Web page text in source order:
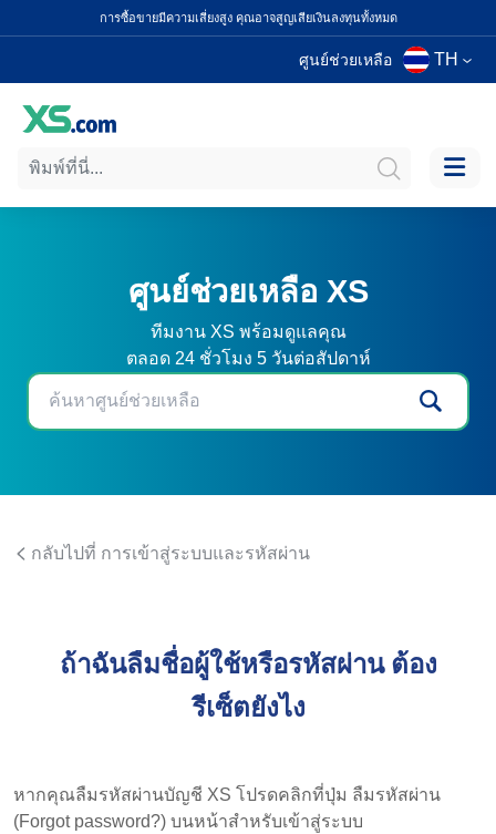
การซื้อขายมีความเสี่ยงสูง คุณอาจสูญเสียเงินลงทุนทั้งหมด
ศูนย์ช่วยเหลือ TH
ศูนย์ช่วยเหลือ XS
ทีมงาน XS พร้อมดูแลคุณ
ตลอด 24 ชั่วโมง 5 วันต่อสัปดาห์
กลับไปที่ การเข้าสู่ระบบและรหัสผ่าน
ถ้าฉันลืมชื่อผู้ใช้หรือรหัสผ่าน ต้อง
รีเซ็ตยังไง
หากคุณลืมรหัสผ่านบัญชี XS โปรดคลิกที่ปุ่ม ลืมรหัสผ่าน
(Forgot password?) บนหน้าสำหรับเข้าสู่ระบบ